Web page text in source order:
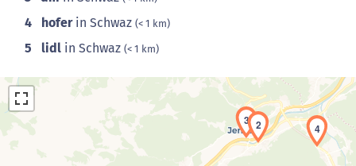
4 hoferin Schwaz (< 1 km)
5 lidl in Schwaz (< 1 km)
2
3
4